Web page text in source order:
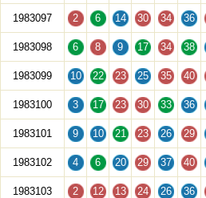
1983097 2 6 14 30 34 36
1983098 6 8 9 17 34 38
1983099 10 22 23 25 35 40
1983100 3 17 23 30 33 36
1983101 9 10 21 23 26 29
1983102 4 6 20 29 37 40
1983103 2 12 13 24 26 36